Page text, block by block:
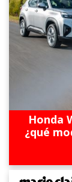
Honda
¿qué